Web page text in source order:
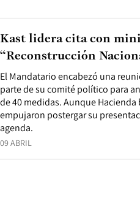
09 ABRIL
El Mandatario encabezó una
parte de su comité político para
de 40 medidas. Aunque
empujaron postergar su
agenda.
Kast lidera cita con
“Reconstrucción